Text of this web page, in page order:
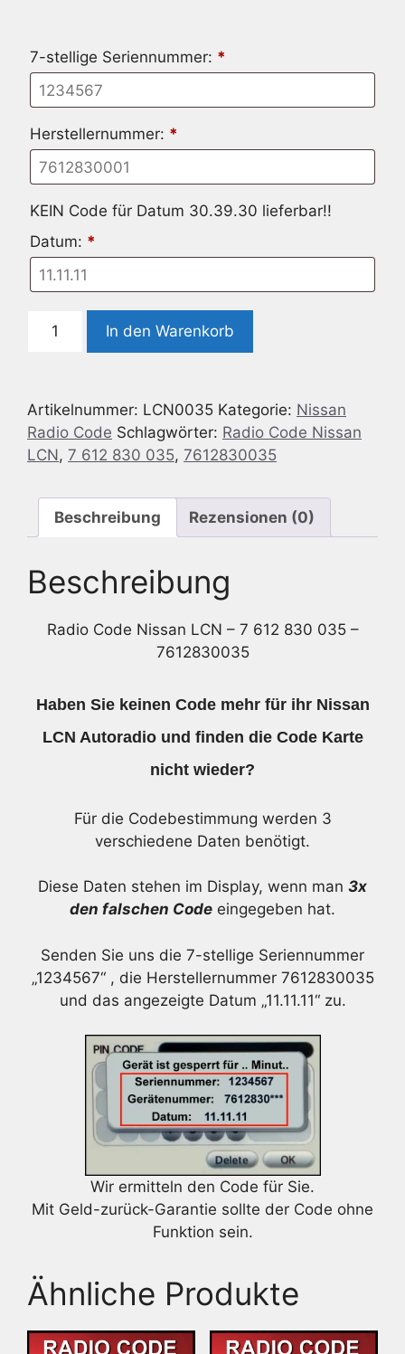
7-stellige Seriennummer: *
Herstellernummer: *
KEIN Code für Datum 30.39.30 lieferbar!!
Datum: *
Radio
Nissan
LCN
-
612
-
7612830035
In den Warenkorb
Artikelnummer: LCN0035 Kategorie: Nissan
Radio Code Schlagwörter: Radio Code Nissan
LCN, 7 612 830 035, 7612830035
Beschreibung Rezensionen (0)
Beschreibung
Radio Code Nissan LCN – 7 612 830 035 –
7612830035
Haben Sie keinen Code mehr für ihr Nissan
LCN Autoradio und finden die Code Karte
nicht wieder?
Für die Codebestimmung werden 3
verschiedene Daten benötigt.
Diese Daten stehen im Display, wenn man 3x
den falschen Code eingegeben hat.
Senden Sie uns die 7-stellige Seriennummer
„1234567“ , die Herstellernummer 7612830035
und das angezeigte Datum „11.11.11“ zu.
Wir ermitteln den Code für Sie.
Mit Geld-zurück-Garantie sollte der Code ohne
Funktion sein.
Ähnliche Produkte